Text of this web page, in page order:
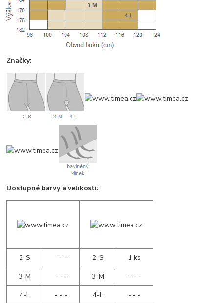
Značky:
Dostupné barvy a velikosti:
2-S
- - -
3-M
- - -
4-L
- - -
2-S
1 ks
3-M
- - -
4-L
- - -